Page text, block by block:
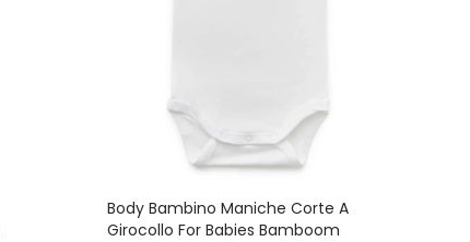
Body Bambino Maniche Corte A
Girocollo For Babies Bamboom